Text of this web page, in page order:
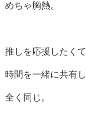
めちゃ胸熱。
推しを応援したくて
時間を一緒に共有
全く同じ。